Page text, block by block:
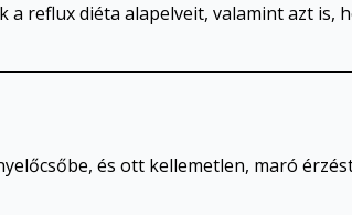
reflux diéta alapelveit, valamint azt
és ott kellemetlen, maró